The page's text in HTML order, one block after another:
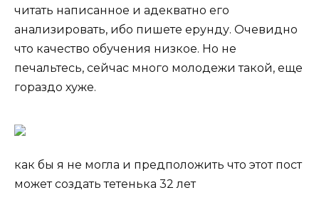
читать написанное и адекватно его
анализировать, ибо пишете ерунду. Очевидно
что качество обучения низкое. Но не
печальтесь, сейчас много молодежи такой, еще
гораздо хуже.
как бы я не могла и предположить что этот пост
может создать тетенька 32 лет